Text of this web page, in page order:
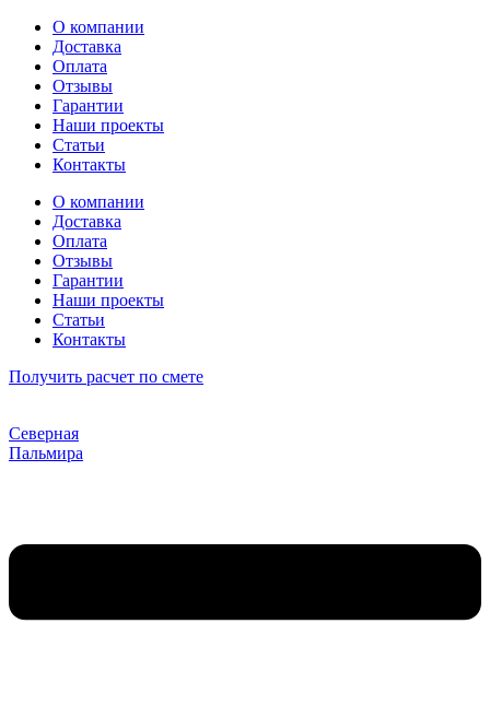
Перейти
содержимому
О компании
Доставка
Оплата
Отзывы
Гарантии
Наши проекты
Статьи
Контакты
О компании
Доставка
Оплата
Отзывы
Гарантии
Наши проекты
Статьи
Контакты
Получить расчет по смете
Северная
Пальмира